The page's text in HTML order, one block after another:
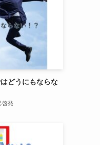
どうにもならな
啓発